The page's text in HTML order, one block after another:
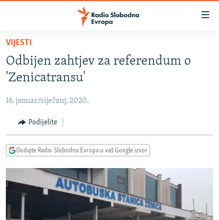
Pređite
glavni
sadržaj
na
navigaciju
Pređite
na
VIJESTI
BOSNA I HERCEGOVINA
KOSOVO
CRNA GORA
VIDEO
FOTOGALERIJE
INFOGRAFIKE
PODCASTI
RAT U UKRAJINI
KINA NA BALKANU
RSE PRIČE IZ SVIJETA
VIJESTI
Odbijen zahtjev za referendum o
'Zenicatransu'
16. januar/siječanj, 2020.
Podijelite
Dodajte Radio Slobodna Evropa u vaš Google izvor